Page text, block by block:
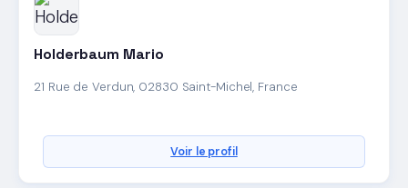
Holderbaum Mario
21 Rue de Verdun, 02830 Saint-Michel, France
Voir le profil